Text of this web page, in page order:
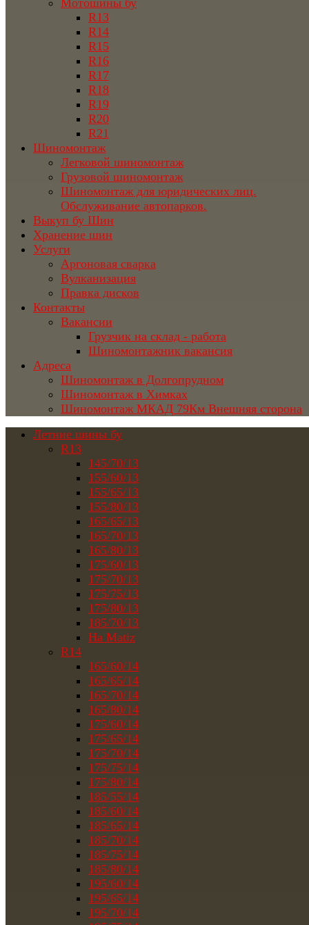
Мотошины бу
R13
R14
R15
R16
R17
R18
R19
R20
R21
Шиномонтаж
Легковой шиномонтаж
Грузовой шиномонтаж
Шиномонтаж для юридических лиц.
Обслуживание автопарков.
Выкуп бу Шин
Хранение шин
Услуги
Аргоновая сварка
Вулканизация
Правка дисков
Контакты
Вакансии
Грузчик на склад - работа
Шиномонтажник вакансия
Адреса
Шиномонтаж в Долгопрудном
Шиномонтаж в Химках
Шиномонтаж МКАД 79Км Внешняя сторона
Летние шины бу
R13
145/70/13
155/60/13
155/65/13
155/80/13
165/65/13
165/70/13
165/80/13
175/60/13
175/70/13
175/75/13
175/80/13
185/70/13
На Matiz
R14
165/60/14
165/65/14
165/70/14
165/80/14
175/60/14
175/65/14
175/70/14
175/75/14
175/80/14
185/55/14
185/60/14
185/65/14
185/70/14
185/75/14
185/80/14
195/60/14
195/65/14
195/70/14